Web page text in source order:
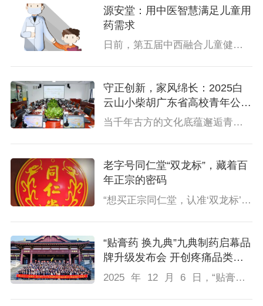
源安堂：用中医智慧满足儿童用
药需求
日前，第五届中西融合儿童健康大会（以下简称儿童健康大会）在天津落下帷幕。这场聚焦儿科健康领域的行业盛会，汇聚了来自政府主管部门、中医药科研机构、临床一线的1200余位权威专家与行业同仁，围绕儿科健康领域的前沿研究成果与临床实践经验展开深度研讨。会上，广西源安堂药业有限公司（以下简称源安堂）的肠胃散（穴位贴敷剂）与银胡感冒散（穴位贴敷剂）受到关注。
守正创新，家风绵长：2025白
云山小柴胡广东省高校青年公益
创作大赛评审会圆满举行
当千年古方的文化底蕴邂逅青年创意的蓬勃活力，当家风传承的温情力量碰撞品牌担当的初心使命，12月11日至12月12日，2025白云山小柴胡“传承好古方 传承好家风”广东省高校青年公益创作大赛线下专家评审会在广州白云山医药销售有限公司成功举办。
老字号同仁堂“双龙标”，藏着百
年正宗的密码
“想买正宗同仁堂，认准‘双龙标’准没错!”这是消费者间口口相传的选购秘诀。作为中华老字号的标志性符号，同仁堂“双龙标”不仅是产品的 “身份认证”，更承载着三百年中医药文化的传承。它的背后，藏着怎样的设计巧思与品牌坚守?
“贴膏药 换九典”九典制药启幕品
牌升级发布会 开创疼痛品类增
长新范式
2025 年 12 月 6 日，“贴膏药，换九典” 九典制药品牌升级发布会，在长沙铜官窑丽景酒店盛大启幕。本次发布会不仅是九典制药迈向“品牌驱动” 的里程碑，更是 “疼痛品类升级” 的创新实践。来自益丰大药房、大参林集团、老百姓大药房、一心堂药业集团、高济医疗、华人健康医药、楚济堂医药集团、河北德医堂、四川合纵药易购、仁和集团、恒昌医药集团、米内网、中国药店、中康科技等超四百位医药行业领导与精英齐聚现场，共同见证九典制药开启新程。